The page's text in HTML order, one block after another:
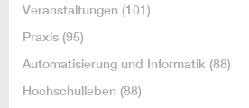
Veranstaltungen (101)
Praxis (95)
Automatisierung und Informatik (88)
Hochschulleben (88)